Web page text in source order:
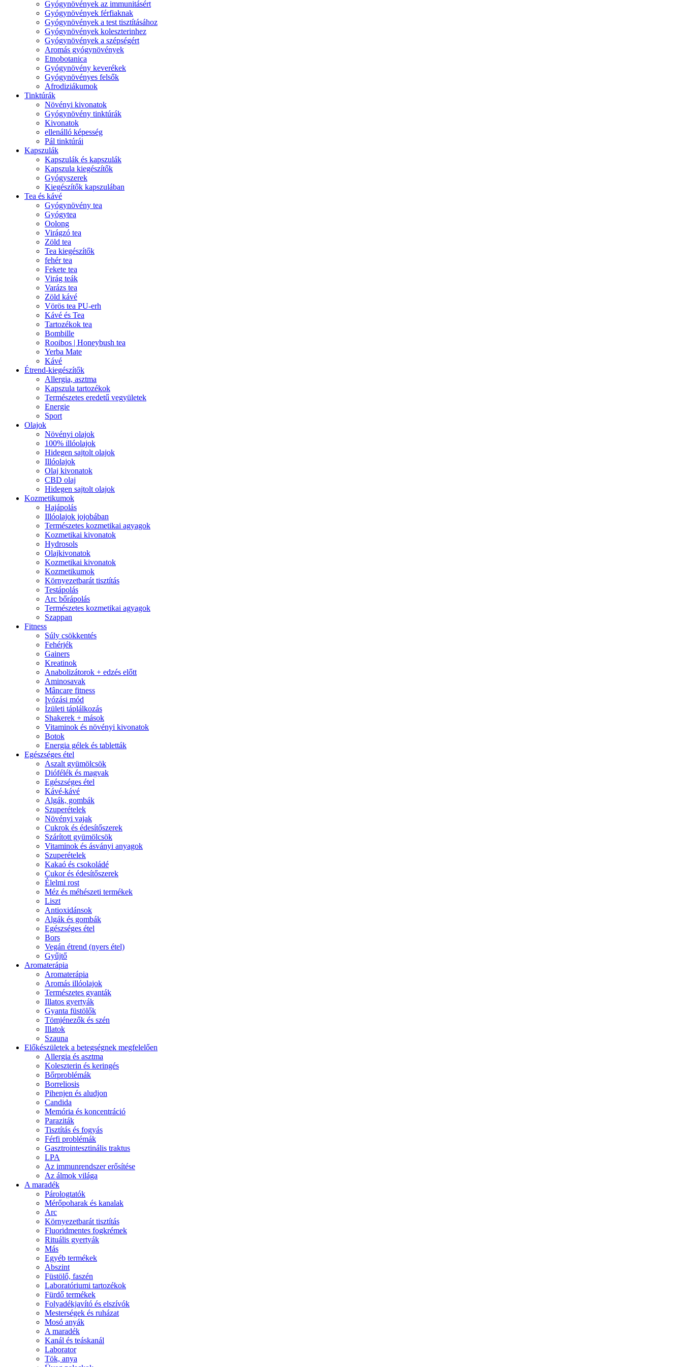
Gyógynövények az immunitásért
Gyógynövények férfiaknak
Gyógynövények a test tisztításához
Gyógynövények koleszterinhez
Gyógynövények a szépségért
Aromás gyógynövények
Etnobotanica
Gyógynövény keverékek
Gyógynövényes felsők
Afrodiziákumok
Tinktúrák
Növényi kivonatok
Gyógynövény tinktúrák
Kivonatok
ellenálló képesség
Pál tinktúrái
Kapszulák
Kapszulák és kapszulák
Kapszula kiegészítők
Gyógyszerek
Kiegészítők kapszulában
Tea és kávé
Gyógynövény tea
Gyógytea
Oolong
Virágzó tea
Zöld tea
Tea kiegészítők
fehér tea
Fekete tea
Virág teák
Varázs tea
Zöld kávé
Vörös tea PU-erh
Kávé és Tea
Tartozékok tea
Bombille
Rooibos | Honeybush tea
Yerba Mate
Kávé
Étrend-kiegészítők
Allergia, asztma
Kapszula tartozékok
Természetes eredetű vegyületek
Energie
Sport
Olajok
Növényi olajok
100% illóolajok
Hidegen sajtolt olajok
Illóolajok
Olaj kivonatok
CBD olaj
Hidegen sajtolt olajok
Kozmetikumok
Hajápolás
Illóolajok jojobában
Természetes kozmetikai agyagok
Kozmetikai kivonatok
Hydrosols
Olajkivonatok
Kozmetikai kivonatok
Kozmetikumok
Környezetbarát tisztítás
Testápolás
Arc bőrápolás
Természetes kozmetikai agyagok
Szappan
Fitness
Súly csökkentés
Fehérjék
Gainers
Kreatinok
Anabolizátorok + edzés előtt
Aminosavak
Mâncare fitness
Ivózási mód
Ízületi táplálkozás
Shakerek + mások
Vitaminok és növényi kivonatok
Botok
Energia gélek és tabletták
Egészséges étel
Aszalt gyümölcsök
Diófélék és magvak
Egészséges étel
Kávé-kávé
Algák, gombák
Szuperételek
Növényi vajak
Cukrok és édesítőszerek
Szárított gyümölcsök
Vitaminok és ásványi anyagok
Szuperételek
Kakaó és csokoládé
Cukor és édesítőszerek
Élelmi rost
Méz és méhészeti termékek
Liszt
Antioxidánsok
Algák és gombák
Egészséges étel
Bors
Vegán étrend (nyers étel)
Gyűjtő
Aromaterápia
Aromaterápia
Aromás illóolajok
Természetes gyanták
Illatos gyertyák
Gyanta füstölők
Tömjénezők és szén
Illatok
Szauna
Előkészületek a betegségnek megfelelően
Allergia és asztma
Koleszterin és keringés
Bőrproblémák
Borreliosis
Pihenjen és aludjon
Candida
Memória és koncentráció
Paraziták
Tisztítás és fogyás
Férfi problémák
Gasztrointesztinális traktus
LPA
Az immunrendszer erősítése
Az álmok világa
A maradék
Párologtatók
Mérőpoharak és kanalak
Arc
Környezetbarát tisztítás
Fluoridmentes fogkrémek
Rituális gyertyák
Más
Egyéb termékek
Abszint
Füstölő, faszén
Laboratóriumi tartozékok
Fürdő termékek
Folyadékjavító és elszívók
Mesterségek és ruházat
Mosó anyák
A maradék
Kanál és teáskanál
Laborator
Tök, anya